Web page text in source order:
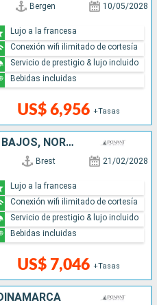
Bergen 10/05/2028
US$ 6,956 +Tasas
Lujo a la francesa
Conexión wifi ilimitado de cortesía
Servicio de prestigio & lujo incluido
Bebidas incluidas
FRANCIA, BÉLGICA, PAISES BAJOS, NORUEGA
Brest 21/02/2028
US$ 7,046 +Tasas
Lujo a la francesa
Conexión wifi ilimitado de cortesía
Servicio de prestigio & lujo incluido
Bebidas incluidas